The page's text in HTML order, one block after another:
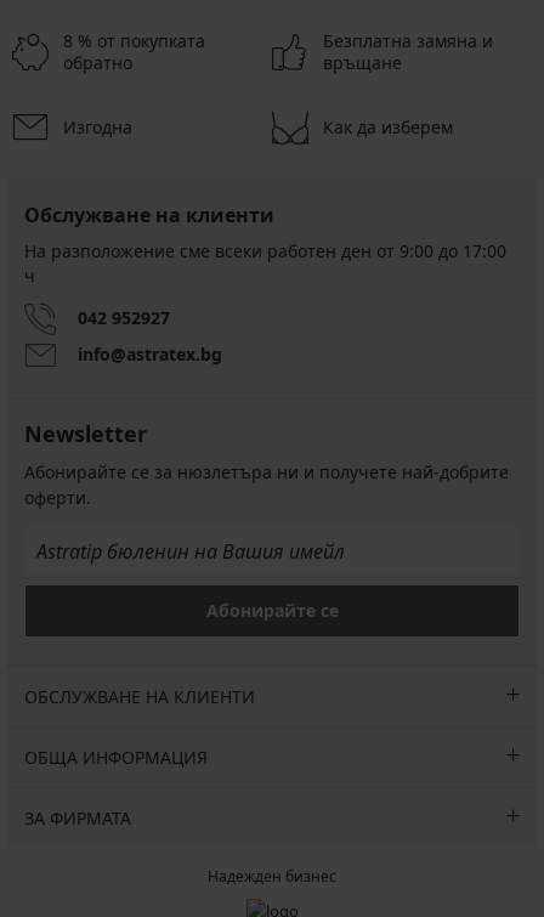
3+1 БЕЗПЛАТНО
BESTSELLER
Класически
бикини
висока
16,99
€
лв.)
-20%
Класически
бикини
Evia
с
висока
€
лв.)
Първоначална цена
30,99
(60,61
8 % от покупката
обратно
Безплатна замяна и
връщане
Изгодна Как да изберем
Обслужване на клиенти
На разположение сме всеки работен ден от 9:00 до 17:00
ч
042 952927
info@astratex.bg
Newsletter
Абонирайте се за нюзлетъра ни и получете най-добрите
оферти.
Абонирайте се
ОБСЛУЖВАНЕ НА КЛИЕНТИ
ОБЩА ИНФОРМАЦИЯ
ЗА ФИРМАТА
Надежден бизнес